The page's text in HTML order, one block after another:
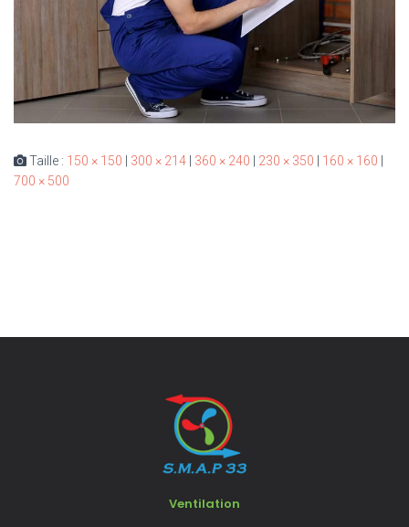
Taille : 150 × 150 | 300 × 214 | 360 × 240 | 230 × 350 | 160 × 160 |
700 × 500
Ventilation